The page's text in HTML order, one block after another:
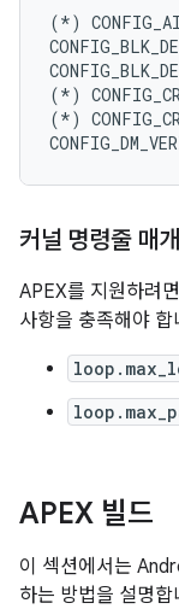
(*)
(*)
(*)
커널 명령줄 매
APEX를 지원하려
사항을 충족해야 합
APEX 빌드
이 섹션에서는
하는 방법을 설명합